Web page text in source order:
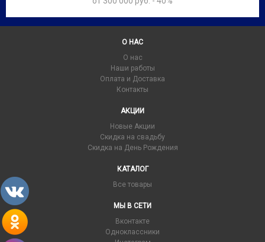
О НАС
О нас
Наши работы
Оплата и Доставка
Контакты
АКЦИИ
Новые Акции
Скидка на свадьбу
Скидка на День Рождения
КАТАЛОГ
Все товары
МЫ В СЕТИ
Вконтакте
Одноклассники